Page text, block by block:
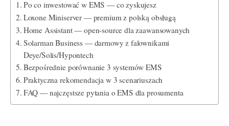
Po co inwestować w EMS — co zyskujesz
Loxone Miniserver — premium z polską obsługą
Home Assistant — open-source dla zaawansowanych
Solarman Business — darmowy z falownikami
Deye/Solis/Hypontech
Bezpośrednie porównanie 3 systemów EMS
Praktyczna rekomendacja w 3 scenariuszach
FAQ — najczęstsze pytania o EMS dla prosumenta